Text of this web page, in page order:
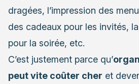
dragées, l’impression des
des cadeaux pour les invités,
pour la soirée, etc.
C’est justement parce qu’
peut vite coûter cher et